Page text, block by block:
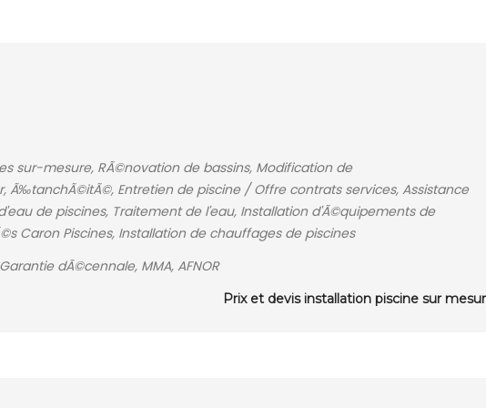
sur-mesure, RÃ©novation de bassins, Modification de
Ã‰tanchÃ©itÃ©, Entretien de piscine / Offre contrats services, Assistance
de piscines, Traitement de l'eau, Installation d'Ã©quipements de
Caron Piscines, Installation de chauffages de piscines
dÃ©cennale, MMA, AFNOR
Prix et devis installation piscine sur